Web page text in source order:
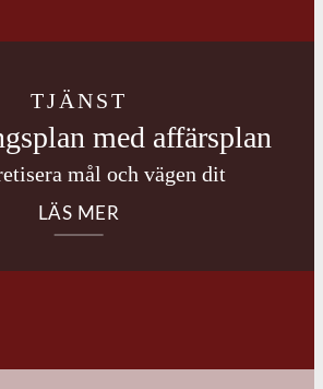
TJÄNST
med affärsplan
mål och vägen dit
LÄS MER